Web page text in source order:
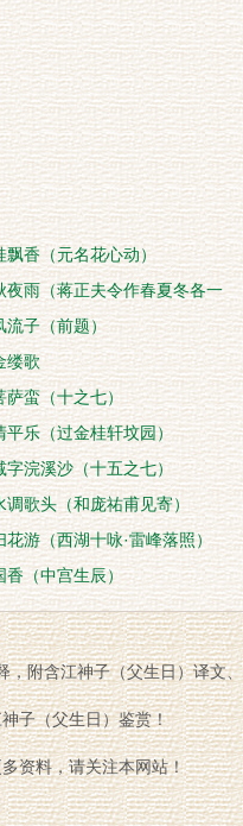
飘香（元名花心动）
夜雨（蒋正夫令作春夏冬各一
，次前韵）
流子（前题）
缕歌
萨蛮（十之七）
平乐（过金桂轩坟园）
字浣溪沙（十五之七）
调歌头（和庞祐甫见寄）
花游（西湖十咏·雷峰落照）
香（中宫生辰）
，附含江神子（父生日）译文、
子（父生日）鉴赏！
资料，请关注本网站！